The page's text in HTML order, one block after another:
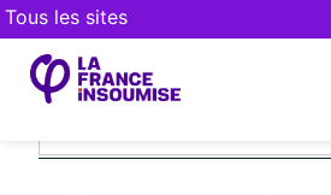
Tous les sites
CETA